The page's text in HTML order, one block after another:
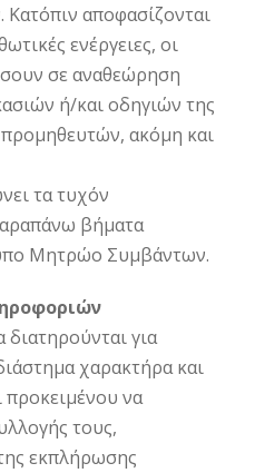
Κατόπιν αποφασίζονται
ενέργειες, οι
σε αναθεώρηση
ή/και οδηγιών της
ακόμη και
τα τυχόν
βήματα
Μητρώο Συμβάντων.
για
χαρακτήρα και
προκειμένου να
τους,
εκπλήρωσης